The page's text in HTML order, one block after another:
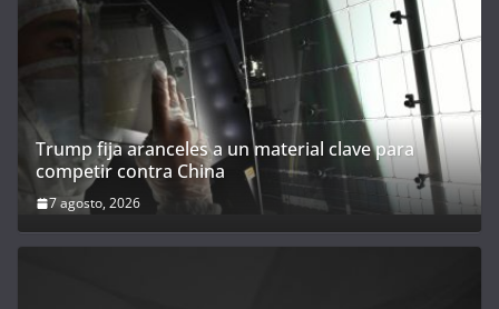
Trump fija aranceles a un material clave para
competir contra China
7 agosto, 2026